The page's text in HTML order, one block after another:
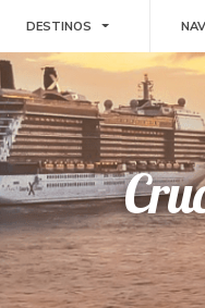
DESTINOS TOGGLE